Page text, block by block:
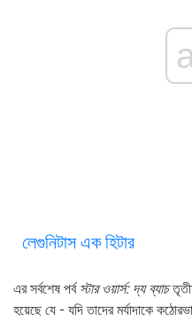
লেগুনিটাস এক হিটার
এর সর্বশেষ পর্ব স্টার ওয়ার্স: দ্য ব্যাচ
হয়েছে যে - যদি তাদের মর্যাদাকে